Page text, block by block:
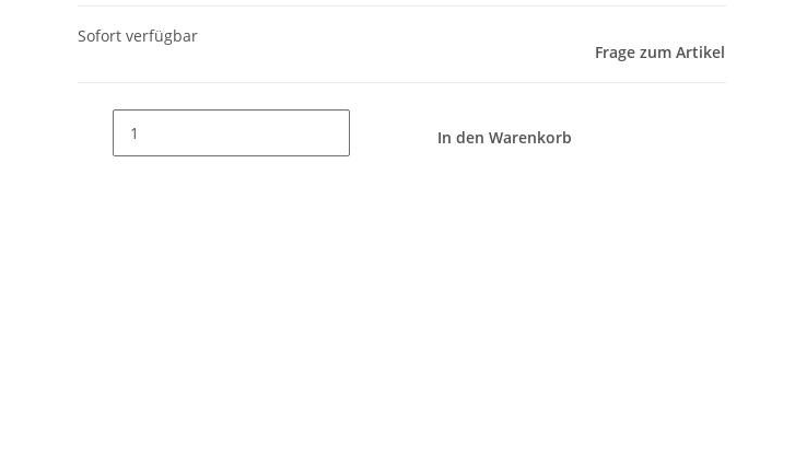
Sofort verfügbar
Frage zum Artikel
In den Warenkorb